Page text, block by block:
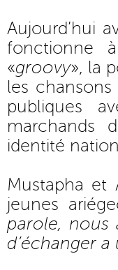
Aujourd’hui
fonctionne
«groovy», la
les
publiques
marchands
identité
Mustapha et
jeunes
parole, nous
d’échanger